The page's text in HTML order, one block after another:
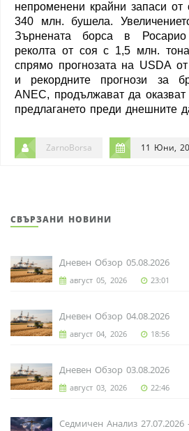
непроменени крайни запаси от
340 млн. бушела.
Зърнената борса в Росарио
реколта от соя с 1,5 млн.
спрямо прогнозата на USDA
и рекордните прогнози за
ANEC, продължават да оказват
предлагането преди днешните
ZarnoBorsa 11 Юни,
СВЪРЗАНИ НОВИНИ
Дневен Обзор 05.08.2026
август 05, 2026 23:01
Дневен Обзор 04.08.2026
август 04, 2026 18:56
Дневен Обзор 03.08.2026
август 03, 2026 22:46
Седмичен Анализ 27.07.2026